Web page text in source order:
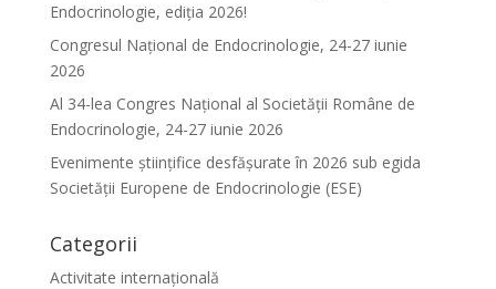
Endocrinologie, ediția 2026!
Congresul Național de Endocrinologie, 24-27 iunie
2026
Al 34-lea Congres Național al Societății Române de
Endocrinologie, 24-27 iunie 2026
Evenimente ştiinţifice desfăşurate în 2026 sub egida
Societăţii Europene de Endocrinologie (ESE)
Categorii
Activitate internațională